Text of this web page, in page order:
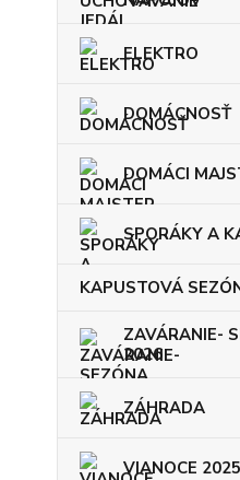
ELEKTRO
DOMÁCNOSŤ
DOMÁCI
SPORÁKY A
KAPUSTOVÁ
ZAVÁRANIE-
2026
ZÁHRADA
VIANOCE 2025